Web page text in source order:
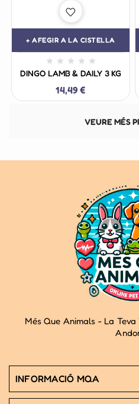
+ AFEGIR A LA CISTELLA
    
DINGO LAMB & DAILY 3 KG
14,49 €
VEURE MÉS
Més Que Animals - La
INFORMACIÓ MQA